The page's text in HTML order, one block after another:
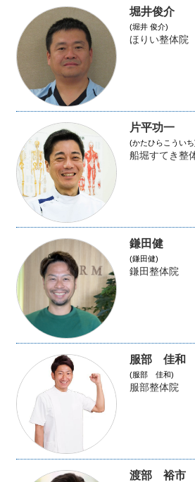
堀井俊介
(堀井 俊介)
ほりい整体院
片平功一
(かたひらこういち
船堀すてき整
鎌田健
(鎌田健)
鎌田整体院
服部 佳和
(服部 佳和)
服部整体院
渡部 裕市